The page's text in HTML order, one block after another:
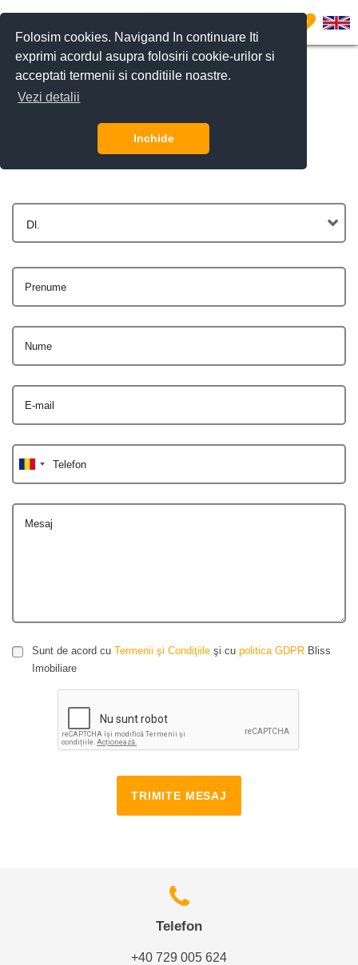
Folosim cookies. Navigand In continuare Iti
exprimi acordul asupra folosirii cookie-urilor si
acceptati termenii si conditiile noastre.
Vezi detalii
Inchide
0
Contactează-ne
Dl.
Prenume
Nume
E-mail
Telefon
Mesaj
Sunt de acord cu Termenii şi Condiţiile şi cu politica GDPR Bliss
Imobiliare
TRIMITE MESAJ
Telefon
+40 729 005 624